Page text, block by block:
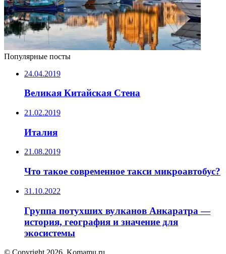
Популярные посты
24.04.2019
Великая Китайская Стена
21.02.2019
Италия
21.08.2019
Что такое современное такси микроавтобус?
31.10.2022
Группа потухших вулканов Анкаратра —
история, география и значение для
экосистемы